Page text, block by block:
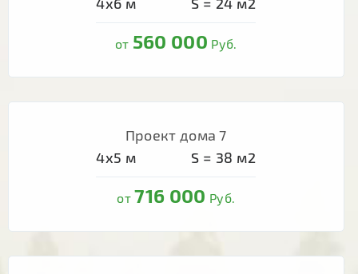
от 560 000 Руб.
Проект дома 7
4х5 м S = 38 м2
от716 000 Руб.